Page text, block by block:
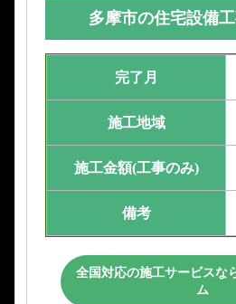
多摩市の住宅設備
完了月
施工地域
施工金額(工事のみ)
備考
全国対応の施工サービスな
ム